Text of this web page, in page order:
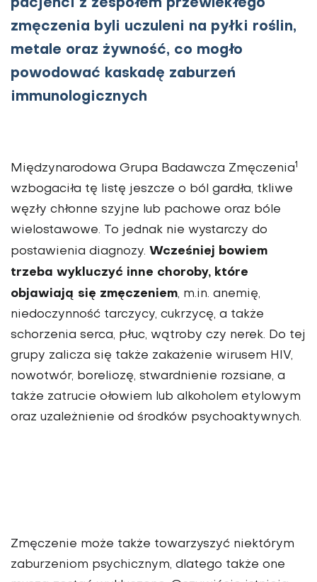
pacjenci z zespołem przewlekłego
zmęczenia byli uczuleni na pyłki roślin,
metale oraz żywność, co mogło
powodować kaskadę zaburzeń
immunologicznych
Międzynarodowa Grupa Badawcza Zmęczenia1
wzbogaciła tę listę jeszcze o ból gardła, tkliwe
węzły chłonne szyjne lub pachowe oraz bóle
wielostawowe. To jednak nie wystarczy do
postawienia diagnozy. Wcześniej bowiem
trzeba wykluczyć inne choroby, które
objawiają się zmęczeniem, m.in. anemię,
niedoczynność tarczycy, cukrzycę, a także
schorzenia serca, płuc, wątroby czy nerek. Do tej
grupy zalicza się także zakażenie wirusem HIV,
nowotwór, boreliozę, stwardnienie rozsiane, a
także zatrucie ołowiem lub alkoholem etylowym
oraz uzależnienie od środków psychoaktywnych.
Zmęczenie może także towarzyszyć niektórym
zaburzeniom psychicznym, dlatego także one